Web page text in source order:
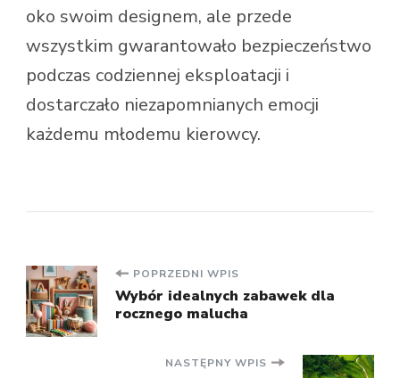
oko swoim designem, ale przede
wszystkim gwarantowało bezpieczeństwo
podczas codziennej eksploatacji i
dostarczało niezapomnianych emocji
każdemu młodemu kierowcy.
Nawigacja
wpisu
POPRZEDNI WPIS
Wybór idealnych zabawek dla
rocznego malucha
NASTĘPNY WPIS